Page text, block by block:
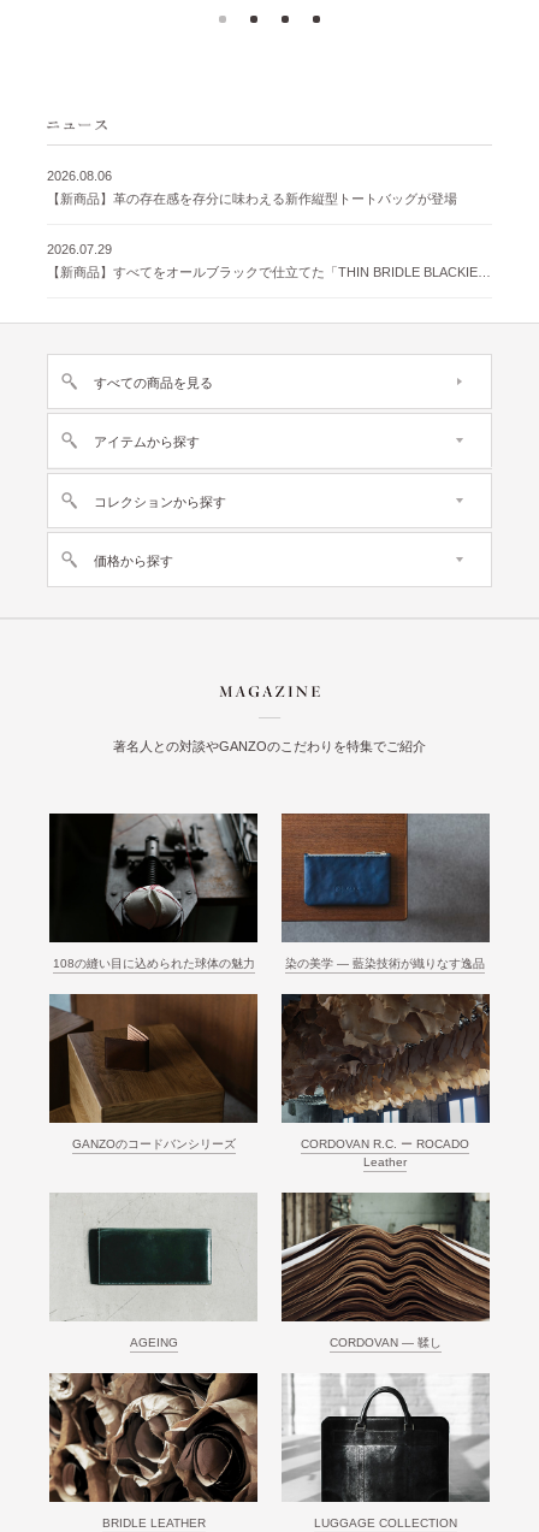
2026.08.06
【新商品】革の存在感を存分に味わえる新作縦型トートバッグが登場
2026.07.29
すべての商品を見る
アイテムから探す
コレクションから探す
価格から探す
著名人との対談やGANZOのこだわりを特集でご紹介
108の縫い目に込められた球体の魅力 染の美学 ― 藍染技術が織りなす逸品
GANZOのコードバンシリーズ
CORDOVAN R.C. ー ROCADO
Leather
AGEING CORDOVAN ― 鞣し
BRIDLE LEATHER LUGGAGE COLLECTION